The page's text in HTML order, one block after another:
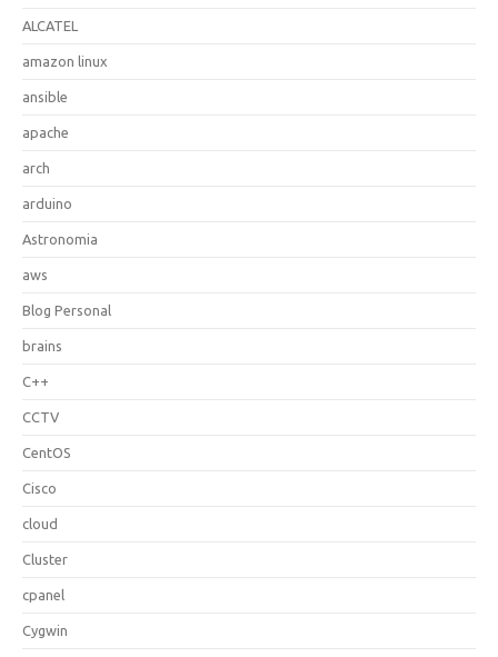
ALCATEL
amazon linux
ansible
apache
arch
arduino
Astronomia
aws
Blog Personal
brains
C++
CCTV
CentOS
Cisco
cloud
Cluster
cpanel
Cygwin